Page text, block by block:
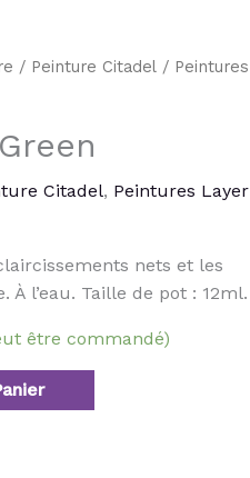
/ Peinture Citadel / Peintures
Citadel, Peintures Layer
nets et les
À l’eau. Taille de pot : 12ml.
être commandé)